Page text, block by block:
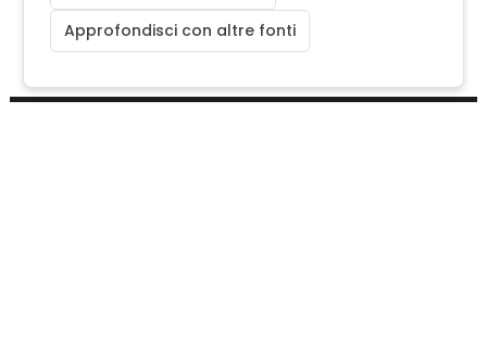
Approfondisci con altre fonti